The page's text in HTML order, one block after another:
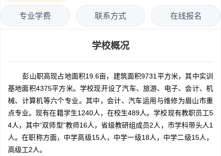
专业学费 联系方式 在线报名
学校概况
彭山职高现占地面积19.6亩，建筑面积9731平方米，其中实训
基地面积4375平方米。学校现开设了汽车、旅游、电子、会计、机
械、计算机等六个专业。其中，会计、汽车运用与维修为眉山市重
点专业。现有在籍学生1240人，在校生489人。学校现有教职员工5
4人，其中“双师型”教师16人，省级教研组成员2人，市学科带头人1
人。在职称方面，中学高级15人，中学一级18人，中学二级15人，
高级工2人。